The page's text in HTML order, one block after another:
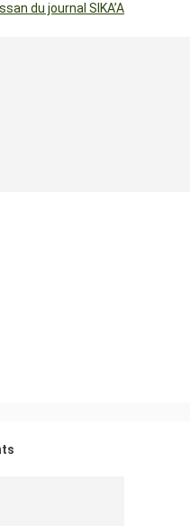
du journal SIKA’A